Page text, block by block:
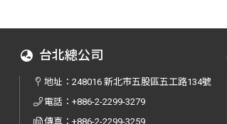
台北總公司
地址： 248016 新北市五股區五工路134號
電話： +886-2-2299-3279
傳真： +886-2-2299-3259